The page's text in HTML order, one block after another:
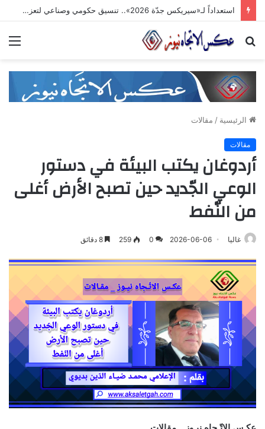
استعداداً لـ«سيريكس جدّة 2026».. تنسيق حكومي وصناعي لتعزيز الشّراكات الاستثماريّة وترسيخ حضور المنتج السّوري في الأسواق الخليجيّة
بحث
الرئيسية / مقالات
مقالات
أردوغان يكتب البيئة في دستور
الوعي الجّديد حين تصبح الأرض أغلى
من النّفط
غاليا 2026-06-06
0
259